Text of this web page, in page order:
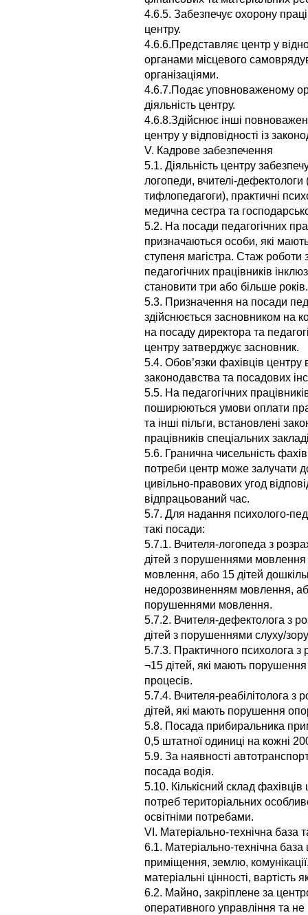
4.6.5. Забезпечує охорону
центру.
4.6.6.Представляє центр у
органами місцевого
організаціями.
4.6.7.Подає уповноваженому
діяльність центру.
4.6.8.Здійснює інші
центру у відповідності із
V. Кадрове забезпечення
5.1. Діяльність центру
логопеди, вчителі-
тифлопедагоги), практичні
медична сестра та
5.2. На посади педагогічних
призначаються особи, які
ступеня магістра. Стаж
педагогічних працівників
становити три або більше років.
5.3. Призначення на посади
здійснюється засновником на
на посаду директора та
центру затверджує засновник.
5.4. Обов’язки фахівців центру
законодавства та посадових
5.5. На педагогічних
поширюються умови оплати
та інші пільги, встановлені
працівників спеціальних
5.6. Гранична чисельність
потреби центр може залучати
цивільно-правових угод
відпрацьований час.
5.7. Для надання психолого-
такі посади:
5.7.1. Вчителя-логопеда з
дітей з порушеннями
мовлення, або 15 дітей
недорозвиненням мовлення,
порушеннями мовлення.
5.7.2. Вчителя-дефектолога з
дітей з порушеннями слуху/
5.7.3. Практичного психолога
¬15 дітей, які мають
процесів.
5.7.4. Вчителя-реабілітолога
дітей, які мають порушення
5.8. Посада прибиральника
0,5 штатної одиниці на кожні
5.9. За наявності
посада водія.
5.10. Кількісний склад
потреб територіальних
освітніми потребами.
VІ. Матеріально-технічна база
6.1. Матеріально-технічна база
приміщення, землю,
матеріальні цінності, вартість
6.2. Майно, закріплене за
оперативного управління та